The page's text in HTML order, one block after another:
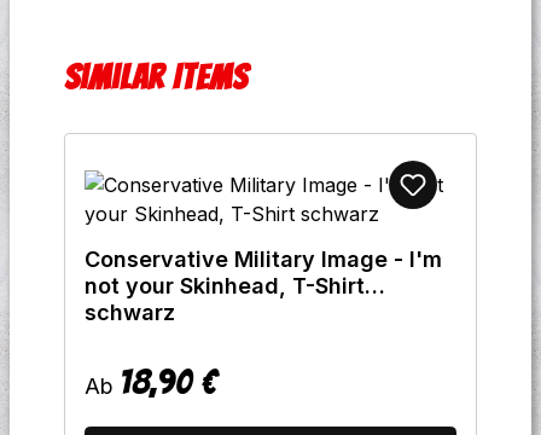
Produktgalerie überspringen
Similar Items
Conservative Military Image - I'm
not your Skinhead, T-Shirt
schwarz
Regulärer Preis:
Ab 18,90 €